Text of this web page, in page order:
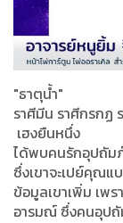
"ธาตุน้ำ"
ราศีมีน ราศีกรกฏ
เฮงยืนหนึ่ง
ได้พบคนรักอุปถัม
ซึ่งเขาจะเปย์คุณ
ข้อมูลเขาเพิ่ม เพ
อารมณ์ ซึ่งคนอุป